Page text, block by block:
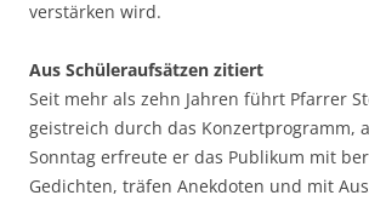
verstärken wird.
Aus Schüleraufsätzen zitiert
Seit mehr als zehn Jahren führt Pfarrer
geistreich durch das Konzertprogramm,
Sonntag erfreute er das Publikum mit
Gedichten, träfen Anekdoten und mit